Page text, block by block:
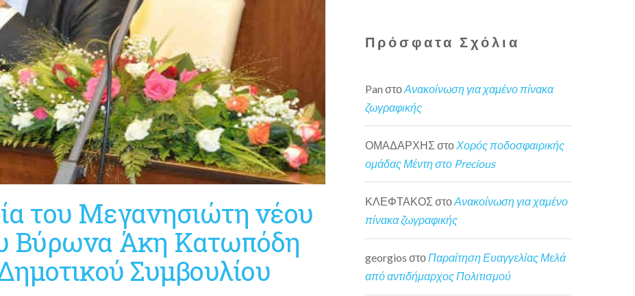
του Μεγανησιώτη νέου
Βύρωνα Άκη Κατωπόδη
Συμβουλίου
Πρόσφατα Σχόλια
Pan στοΑνακοίνωση για χαμένο πίνακα
ζωγραφικής
ΟΜΑΔΑΡΧΗΣ στο Χορός ποδοσφαιρικής
ομάδας Μέντη στο Precious
ΚΛΕΦΤΑΚΟΣ στοΑνακοίνωση για χαμένο
πίνακα ζωγραφικής
georgios στοΠαραίτηση Ευαγγελίας Μελά
από αντιδήμαρχος Πολιτισμού